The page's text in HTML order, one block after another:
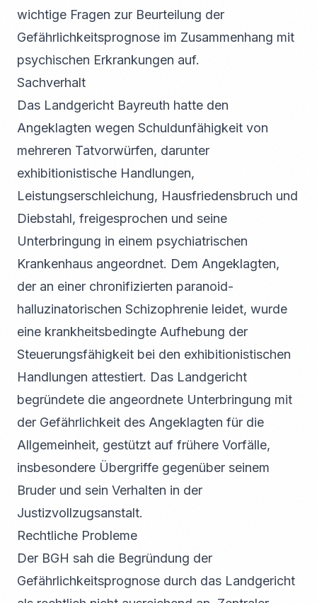
wichtige Fragen zur Beurteilung der
Gefährlichkeitsprognose im Zusammenhang mit
psychischen Erkrankungen auf.
Sachverhalt
Das Landgericht Bayreuth hatte den
Angeklagten wegen Schuldunfähigkeit von
mehreren Tatvorwürfen, darunter
exhibitionistische Handlungen,
Leistungserschleichung, Hausfriedensbruch und
Diebstahl, freigesprochen und seine
Unterbringung in einem psychiatrischen
Krankenhaus angeordnet. Dem Angeklagten,
der an einer chronifizierten paranoid-
halluzinatorischen Schizophrenie leidet, wurde
eine krankheitsbedingte Aufhebung der
Steuerungsfähigkeit bei den exhibitionistischen
Handlungen attestiert. Das Landgericht
begründete die angeordnete Unterbringung mit
der Gefährlichkeit des Angeklagten für die
Allgemeinheit, gestützt auf frühere Vorfälle,
insbesondere Übergriffe gegenüber seinem
Bruder und sein Verhalten in der
Justizvollzugsanstalt.
Rechtliche Probleme
Der BGH sah die Begründung der
Gefährlichkeitsprognose durch das Landgericht